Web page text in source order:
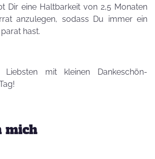
Dir eine Haltbarkeit von 2,5 Monaten
anzulegen, sodass Du immer ein
hast.
Liebsten mit kleinen Dankeschön-
mich